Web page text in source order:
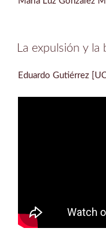
La expulsión y
Eduardo Gutiérrez